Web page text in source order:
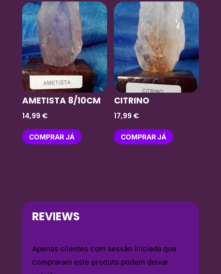
AMETISTA 8/10CM
14,99 €
COMPRAR JÁ
CITRINO
17,99 €
COMPRAR JÁ
REVIEWS
Apenas clientes com sessão iniciada que
compraram este produto podem deixar